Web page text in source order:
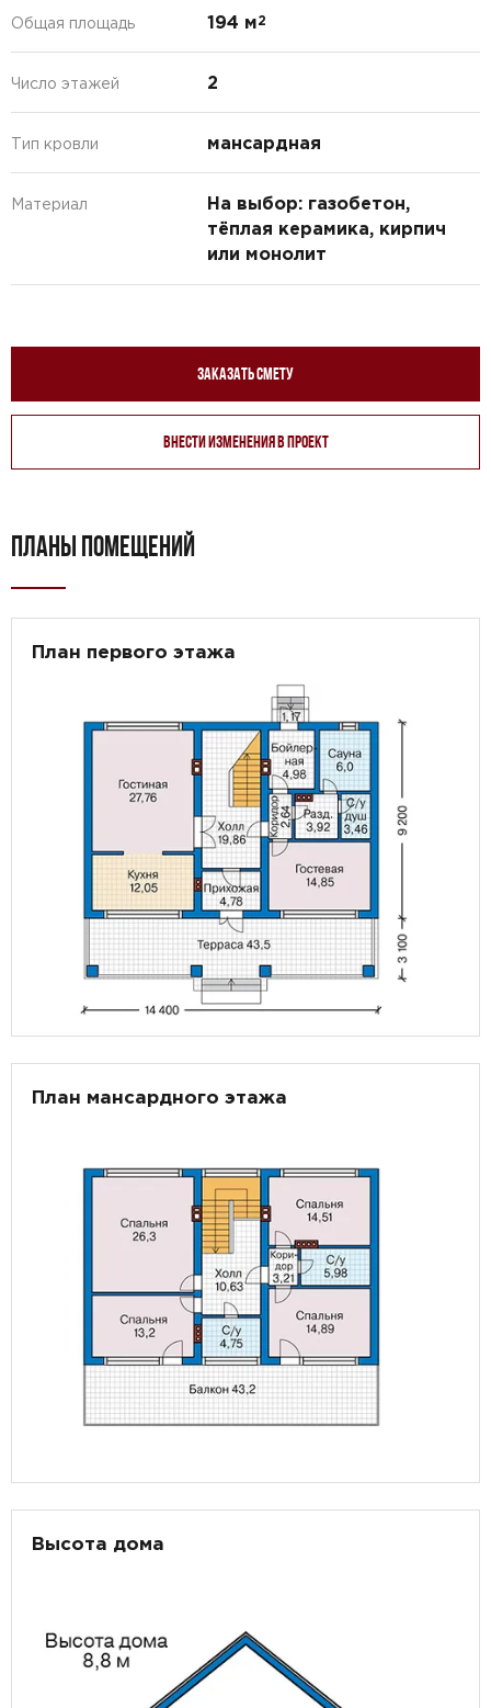
Общая площадь 194 м2
Число этажей 2
Тип кровли мансардная
Материал
На выбор: газобетон,
тёплая керамика, кирпич
или монолит
Заказать смету
Внести изменения в проект
ПЛАНЫ ПОМЕЩЕНИЙ
План первого этажа
План мансардного этажа
Высота дома